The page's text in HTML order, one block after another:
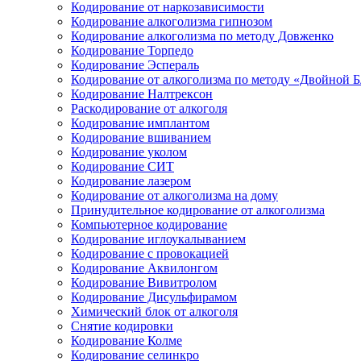
Кодирование от наркозависимости
Кодирование алкоголизма гипнозом
Кодирование алкоголизма по методу Довженко
Кодирование Торпедо
Кодирование Эспераль
Кодирование от алкоголизма по методу «Двойной
Кодирование Налтрексон
Раскодирование от алкоголя
Кодирование имплантом
Кодирование вшиванием
Кодирование уколом
Кодирование СИТ
Кодирование лазером
Кодирование от алкоголизма на дому
Принудительное кодирование от алкоголизма
Компьютерное кодирование
Кодирование иглоукалыванием
Кодирование с провокацией
Кодирование Аквилонгом
Кодирование Вивитролом
Кодирование Дисульфирамом
Химический блок от алкоголя
Снятие кодировки
Кодирование Колме
Кодирование селинкро